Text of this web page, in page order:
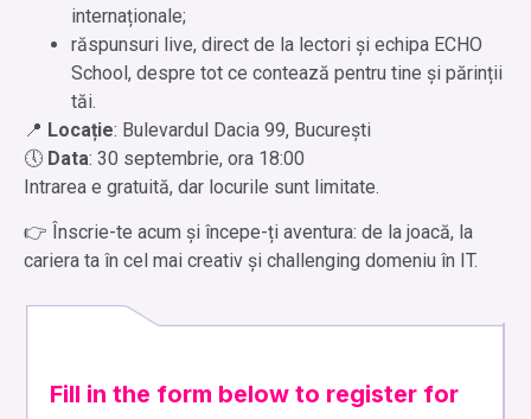
internaționale;
răspunsuri live, direct de la lectori și echipa ECHO
School, despre tot ce contează pentru tine și părinții
tăi.
📍 Locație: Bulevardul Dacia 99, București
🕔 Data: 30 septembrie, ora 18:00
Intrarea e gratuită, dar locurile sunt limitate.
👉 Înscrie-te acum și începe-ți aventura: de la joacă, la
cariera ta în cel mai creativ și challenging domeniu în IT.
Fill in the form below to register for